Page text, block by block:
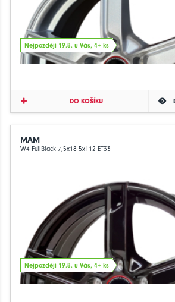
Nejpozději 19.8. u Vás, 4+ ks
DO KOŠÍKU
MAM
W4 FullBlack 7,5x18 5x112 ET33
Nejpozději 19.8. u Vás, 4+ ks